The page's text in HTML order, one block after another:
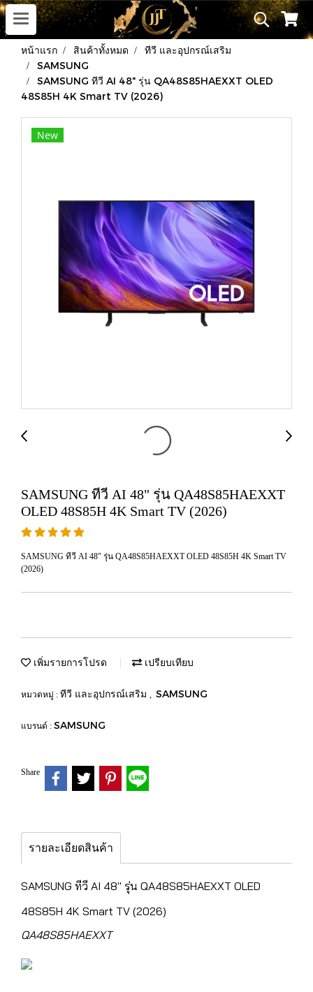
หน้าแรก สินค้าทั้งหมด
ทีวี และอุปกรณ์เสริม
SAMSUNG
SAMSUNG ทีวี AI 48" รุ่น QA48S85HAEXXT OLED
48S85H 4K Smart TV (2026)
New
SAMSUNG ทีวี AI 48" รุ่น QA48S85HAEXXT
OLED 48S85H 4K Smart TV (2026)
SAMSUNG ทีวี AI 48" รุ่น QA48S85HAEXXT OLED 48S85H 4K Smart TV
(2026)
เพิ่มรายการโปรด เปรียบเทียบ
หมวดหมู่ : ทีวี และอุปกรณ์เสริม , SAMSUNG
แบรนด์ : SAMSUNG
Share
รายละเอียดสินค้า
SAMSUNG ทีวี AI 48" รุ่น QA48S85HAEXXT OLED
48S85H 4K Smart TV (2026)
QA48S85HAEXXT